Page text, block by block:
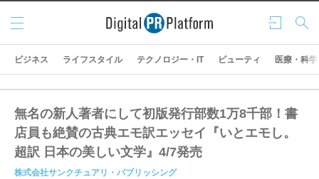
ログ
イン
検索
メニ
ュー
ビジネス ライフスタイル テクノロジー・IT ビューティ 医療・科学
無名の新人著者にして初版発行部数1万8千部！書
店員も絶賛の古典エモ訳エッセイ『いとエモし。
超訳 日本の美しい文学』4/7発売
株式会社サンクチュアリ・パブリッシング